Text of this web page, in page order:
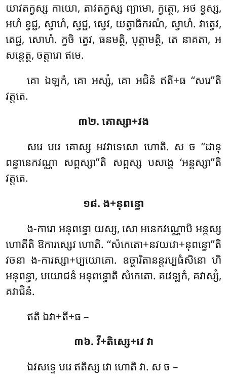
យាវតក្វស្ស កាយោ, តាវតក្វស្ស ព្យាមោ, ក្វត្ថោ, អថ ខ្វស្ស,
អហំ ខ្វជ្ជ, ស្វាហំ, ស្វជ្ជ, ស្វេវ, យត្វាធិករណំ, ស្វាហំ. វាត្វេវ,
តេជ្ជ, សោហំ. ក្វចិ ត្វេវ, ធនមត្ថិ, បុត្តាមត្ថិ, តេ នាគតា, អ
សន្តេត្ថ, ចត្តារោ ឥមេ.
គោ ឯឡកំ, គោ អស្សំ, គោ អជិនំ ឥតី+ធ ‘‘សរេ’’តិ
វត្តតេ.
៣២. គោស្សា+វង
សរេ បរេ គោស្ស អវវាទេសោ ហោតិ. ស ច ‘‘ដានុ
ពន្ធានេកវណ្ណា សព្ពស្សា’’តិ សព្ពស្ស បសង្គេ ‘អន្តស្សា’’តិ
វត្តតេ.
១៨. ង+នុពន្ធោ
ង-ការោ អនុពន្ធោ យស្ស, សោ អនេកវណ្ណោបិ អន្តស្ស
ហោតីតិ ឱការស្សេវ ហោតិ. ‘‘សំកេតោ+នវយវោ+នុពន្ធោ’’តិ
វចនា ង-ការស្សា+ប្បយោគោ. ឧច្ចារិតានន្តរប្បធំសិនោ ហិ
អនុពន្ធា, បយោជនំ អនុពន្ធោតិ សំកេតោ. គវេឡកំ, គវាស្សំ,
គវាជិនំ.
ឥតិ ឯវា+តី+ធ –
៣៦. វី+តិស្សេ+វេ វា
ឯវសទ្ទេ បរេ ឥតិស្ស វោ ហោតិ វា. ស ច –